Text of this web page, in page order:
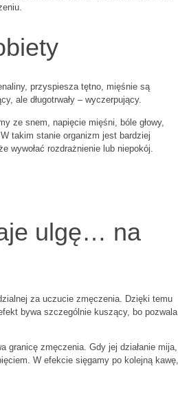
przyspiesza tętno, mięśnie są
ale długotrwały – wyczerpujący.
ze snem, napięcie mięśni, bóle głowy,
takim stanie organizm jest bardziej
wywołać rozdrażnienie lub niepokój.
ulgę… na
za uczucie zmęczenia. Dzięki temu
bywa szczególnie kuszący, bo pozwala
zmęczenia. Gdy jej działanie mija,
W efekcie sięgamy po kolejną kawę,